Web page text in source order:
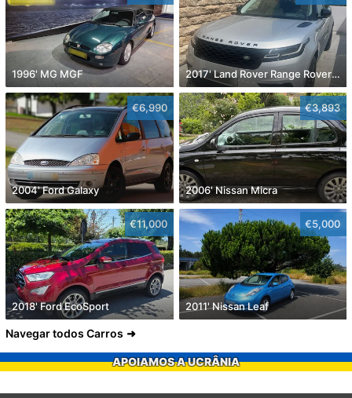
1996' MG MGF 2017' Land Rover Range Rover Velar
€6,990
2004' Ford Galaxy
€3,893
2006' Nissan Micra
€11,000
2018' Ford EcoSport
€5,000
2011' Nissan Leaf
Navegar todos Carros
APOIAMOS A UCRÂNIA